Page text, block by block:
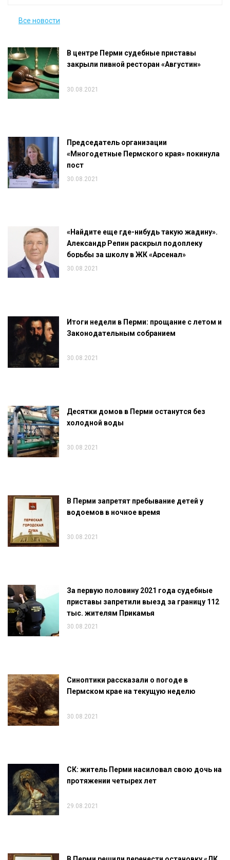
Все новости
В центре Перми судебные приставы
закрыли пивной ресторан «Августин»
30.08.2021
Председатель организации
«Многодетные Пермского края» покинула
пост
30.08.2021
«Найдите еще где-нибудь такую жадину».
Александр Репин раскрыл подоплеку
борьбы за школу в ЖК «Арсенал»
30.08.2021
Итоги недели в Перми: прощание с летом и
Законодательным собранием
30.08.2021
Десятки домов в Перми останутся без
холодной воды
30.08.2021
В Перми запретят пребывание детей у
водоемов в ночное время
30.08.2021
За первую половину 2021 года судебные
приставы запретили выезд за границу 112
тыс. жителям Прикамья
30.08.2021
Синоптики рассказали о погоде в
Пермском крае на текущую неделю
30.08.2021
СК: житель Перми насиловал свою дочь на
протяжении четырех лет
29.08.2021